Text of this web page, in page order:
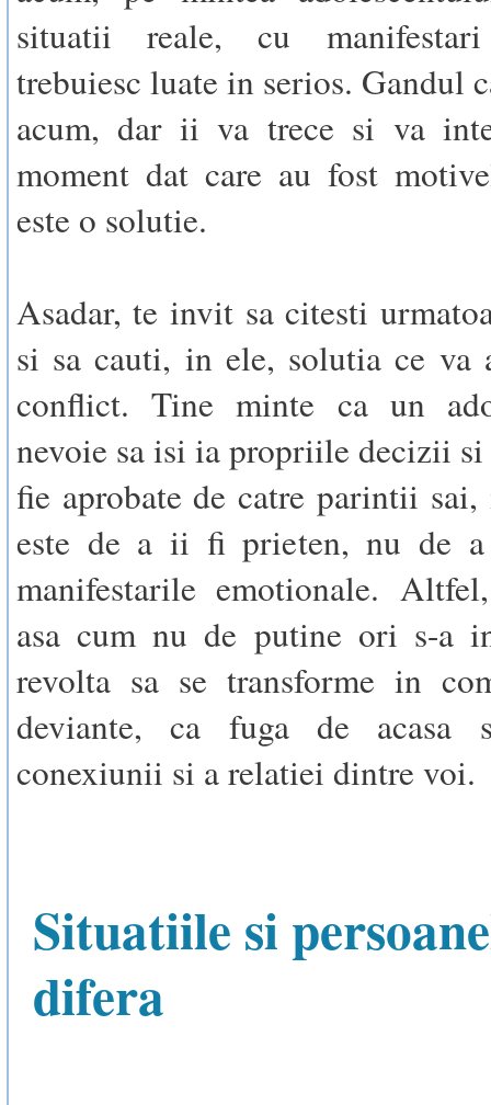
situatii reale, cu
trebuiesc luate in serios. Gandul
acum, dar ii va trece si va
moment dat care au fost
este o solutie.
Asadar, te invit sa citesti
si sa cauti, in ele, solutia ce va
conflict. Tine minte ca un
nevoie sa isi ia propriile decizii si
fie aprobate de catre parintii
este de a ii fi prieten, nu de
manifestarile emotionale.
asa cum nu de putine ori s-a
revolta sa se transforme in
deviante, ca fuga de acasa
conexiunii si a relatiei dintre voi.
Situatiile si
difera